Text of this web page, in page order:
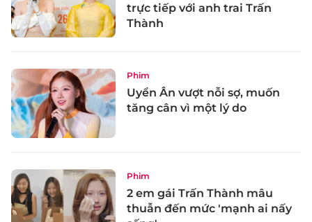
trực tiếp với anh trai Trấn
Thành
Phim
Uyển Ân vượt nỗi sợ, muốn
tăng cân vì một lý do
Phim
2 em gái Trấn Thành mâu
thuẫn đến mức 'mạnh ai nấy